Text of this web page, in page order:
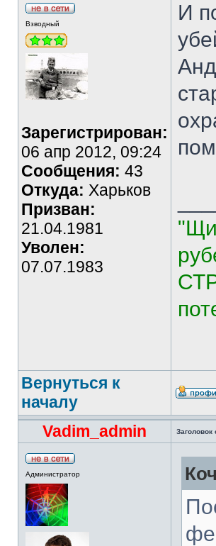
Взводный
Зарегистрирован:
06 апр 2012, 09:24
Сообщения: 43
Откуда: Харьков
Призван:
21.04.1981
Уволен:
07.07.1983
И
Вернуться к
началу
Vadim_admin
Администратор